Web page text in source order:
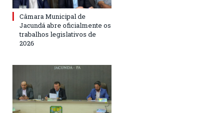
Câmara Municipal de
Jacundá abre oficialmente os
trabalhos legislativos de
2026